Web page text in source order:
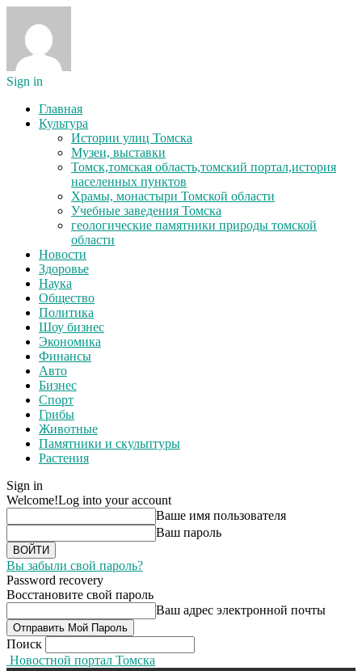
Sign in
Главная
Культура
Истории улиц Томска
Музеи, выставки
Томск,томская область,томский портал,история
населенных пунктов
Храмы, монастыри Томской области
Учебные заведения Томска
геологические памятники природы томской
области
Новости
Здоровье
Наука
Общество
Политика
Шоу бизнес
Экономика
Финансы
Авто
Бизнес
Спорт
Грибы
Животные
Памятники и скульптуры
Растения
Sign in
Welcome!Log into your account
Ваше имя пользователя
Ваш пароль
Вы забыли свой пароль?
Password recovery
Восстановите свой пароль
Ваш адрес электронной почты
Поиск
Новостной портал Томска